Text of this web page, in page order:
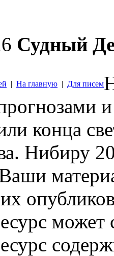
Судный
| На главную | Для писем
конца
Нибиру
может